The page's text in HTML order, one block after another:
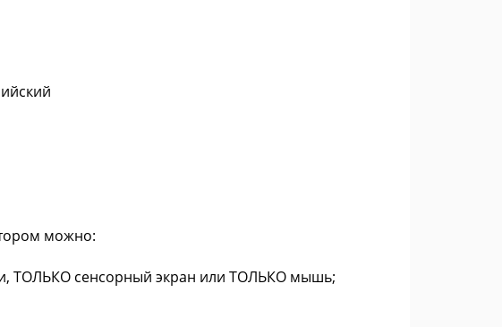
можно:
ТОЛЬКО сенсорный экран или ТОЛЬКО мышь;